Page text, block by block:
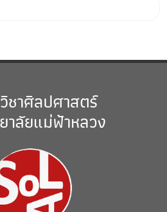
ชาศิลปศาสตร์
าลัยแม่ฟ้าหลวง